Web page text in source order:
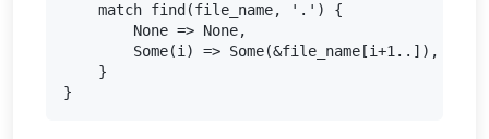
    match find(file_name, '.') {
        None => None,
        Some(i) => Some(&file_name[i+1..]),
    }